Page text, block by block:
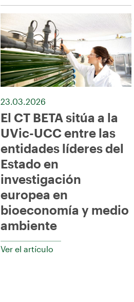
23.03.2026
El CT BETA sitúa a la
UVic-UCC entre las
entidades líderes del
Estado en
investigación
europea en
bioeconomía y medio
ambiente
Ver el artículo